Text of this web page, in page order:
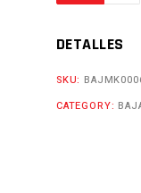
NS200
DETALLES
SKU:
CATEGORY: